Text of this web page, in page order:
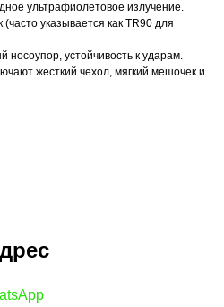
ультрафиолетовое излучение.
(часто указывается как TR90 для
носоупор, устойчивость к ударам.
жесткий чехол, мягкий мешочек и